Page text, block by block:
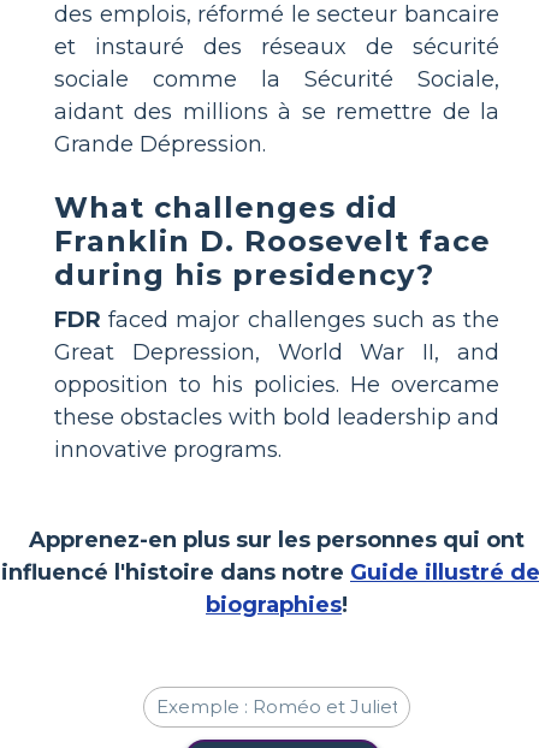
des emplois, réformé le secteur bancaire
et instauré des réseaux de sécurité
sociale comme la Sécurité Sociale,
aidant des millions à se remettre de la
Grande Dépression.
What challenges did
Franklin D. Roosevelt face
during his presidency?
FDR faced major challenges such as the
Great Depression, World War II, and
opposition to his policies. He overcame
these obstacles with bold leadership and
innovative programs.
Apprenez-en plus sur les personnes qui ont
influencé l'histoire dans notre Guide illustré
biographies!